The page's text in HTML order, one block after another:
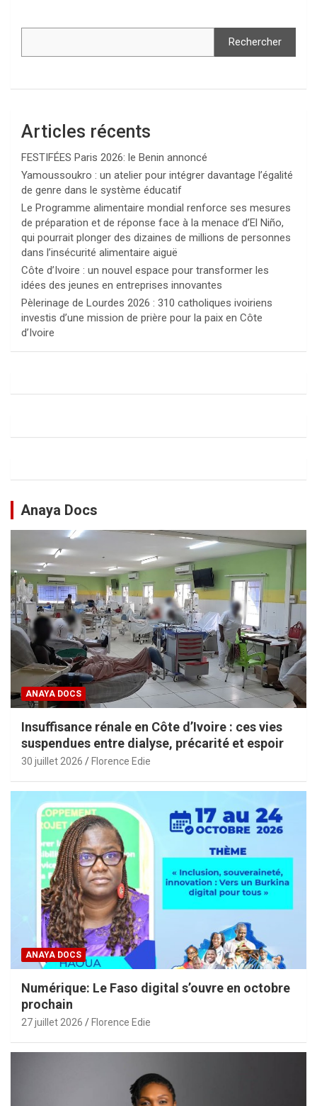
Rechercher
Articles récents
FESTIFÉES Paris 2026: le Benin annoncé
Yamoussoukro : un atelier pour intégrer davantage l’égalité
de genre dans le système éducatif
Le Programme alimentaire mondial renforce ses mesures
de préparation et de réponse face à la menace d’El Niño,
qui pourrait plonger des dizaines de millions de personnes
dans l’insécurité alimentaire aiguë
Côte d’Ivoire : un nouvel espace pour transformer les
idées des jeunes en entreprises innovantes
Pèlerinage de Lourdes 2026 : 310 catholiques ivoiriens
investis d’une mission de prière pour la paix en Côte
d’Ivoire
Anaya Docs
ANAYA DOCS
Insuffisance rénale en Côte d’Ivoire : ces vies
suspendues entre dialyse, précarité et espoir
30 juillet 2026 Florence Edie
ANAYA DOCS
Numérique: Le Faso digital s’ouvre en octobre
prochain
27 juillet 2026 Florence Edie